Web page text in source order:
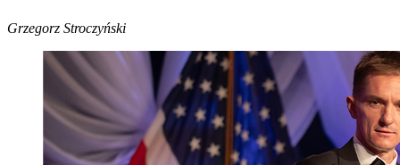
Grzegorz Stroczyński